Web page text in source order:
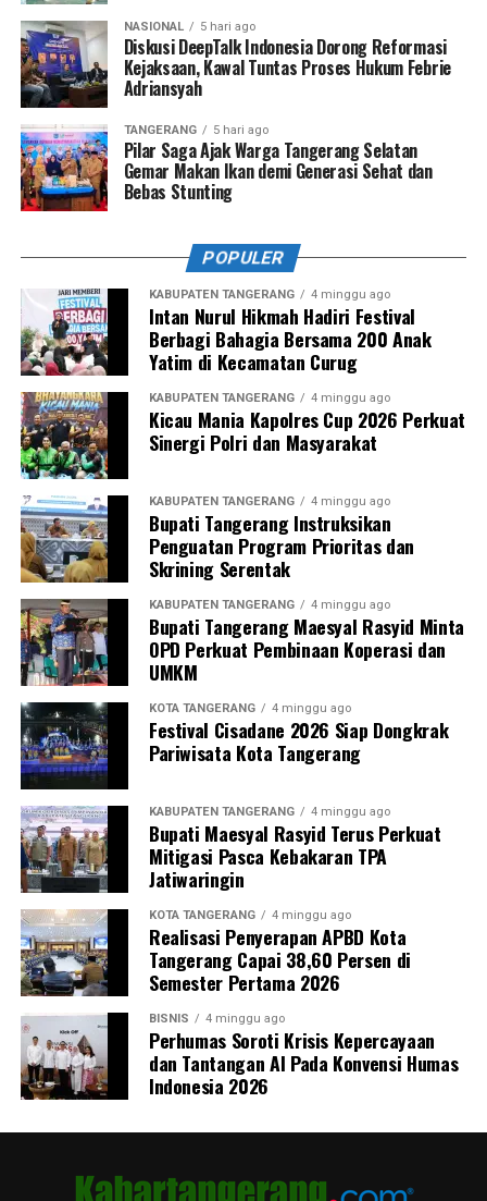
NASIONAL 5 hari ago
Diskusi DeepTalk Indonesia Dorong Reformasi
Kejaksaan, Kawal Tuntas Proses Hukum Febrie
Adriansyah
TANGERANG 5 hari ago
Pilar Saga Ajak Warga Tangerang Selatan
Gemar Makan Ikan demi Generasi Sehat dan
Bebas Stunting
POPULER
KABUPATEN TANGERANG 4 minggu ago
Intan Nurul Hikmah Hadiri Festival
Berbagi Bahagia Bersama 200 Anak
Yatim di Kecamatan Curug
KABUPATEN TANGERANG 4 minggu ago
Kicau Mania Kapolres Cup 2026 Perkuat
Sinergi Polri dan Masyarakat
KABUPATEN TANGERANG 4 minggu ago
Bupati Tangerang Instruksikan
Penguatan Program Prioritas dan
Skrining Serentak
KABUPATEN TANGERANG 4 minggu ago
Bupati Tangerang Maesyal Rasyid Minta
OPD Perkuat Pembinaan Koperasi dan
UMKM
KOTA TANGERANG 4 minggu ago
Festival Cisadane 2026 Siap Dongkrak
Pariwisata Kota Tangerang
KABUPATEN TANGERANG 4 minggu ago
Bupati Maesyal Rasyid Terus Perkuat
Mitigasi Pasca Kebakaran TPA
Jatiwaringin
KOTA TANGERANG 4 minggu ago
Realisasi Penyerapan APBD Kota
Tangerang Capai 38,60 Persen di
Semester Pertama 2026
BISNIS 4 minggu ago
Perhumas Soroti Krisis Kepercayaan
dan Tantangan AI Pada Konvensi Humas
Indonesia 2026